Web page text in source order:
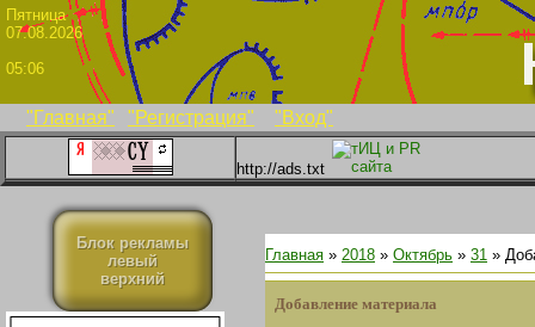
"Главная" "Регистрация" "Вход"
07.08.2026
05:06
http://ads.txt
Блок рекламы
левый
верхний
Главная » 2018 » Октябрь » 31 »
Добавление материала